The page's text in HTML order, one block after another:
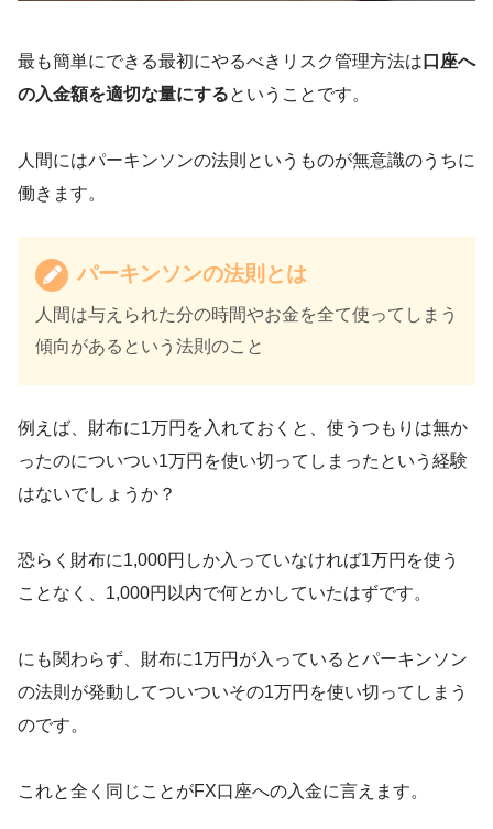
最も簡単にできる最初にやるべきリスク管理方法は 口座へ
の入金額を適切な量にするということです。
人間にはパーキンソンの法則というものが無意識のうちに
働きます。
パーキンソンの法則とは
人間は与えられた分の時間やお金を全て使ってしまう
傾向があるという法則のこと
例えば、財布に1万円を入れておくと、使うつもりは無か
ったのについつい1万円を使い切ってしまったという経験
はないでしょうか？
恐らく財布に1,000円しか入っていなければ1万円を使う
ことなく、1,000円以内で何とかしていたはずです。
にも関わらず、財布に1万円が入っているとパーキンソン
の法則が発動してついついその1万円を使い切ってしまう
のです。
これと全く同じことがFX口座への入金に言えます。